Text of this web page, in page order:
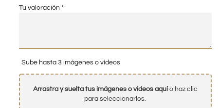
Tu valoración *
Sube hasta 3 imágenes o vídeos
Arrastra y suelta tus imágenes o videos aquío haz clic
para seleccionarlos.